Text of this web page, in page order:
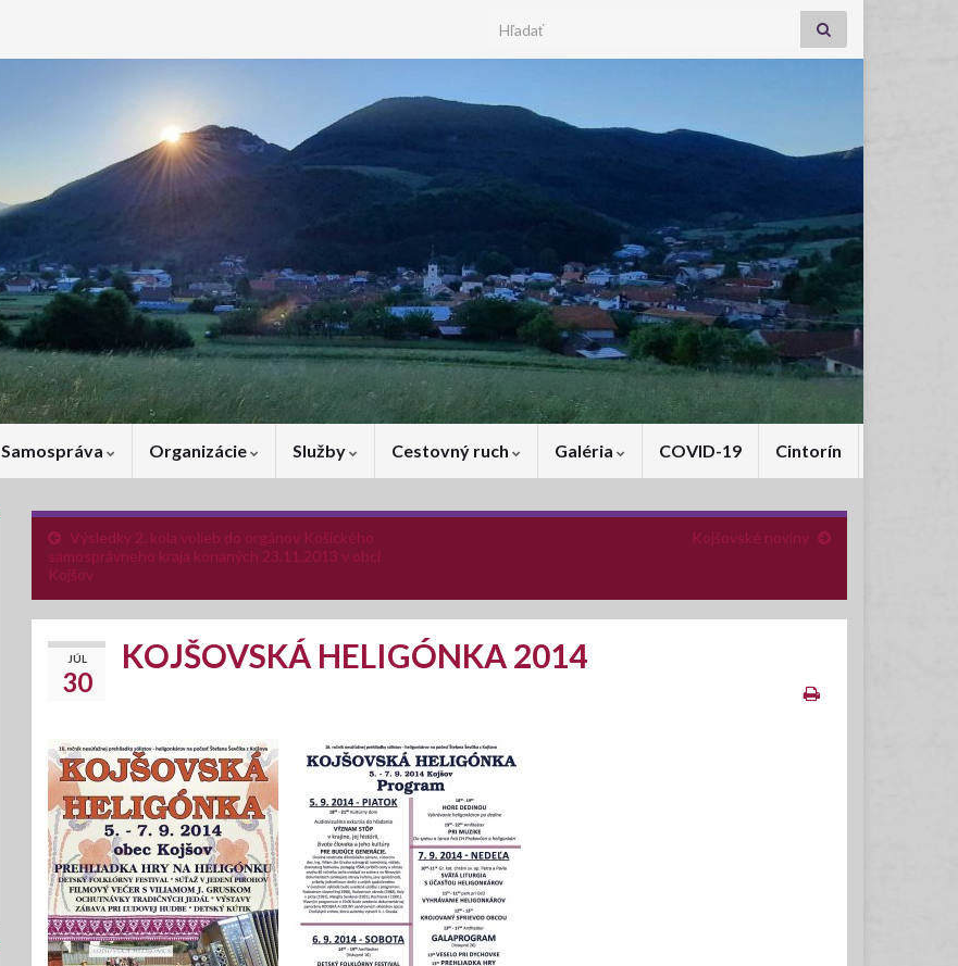
Search for:
Samospráva Organizácie Služby Cestovný ruch Galéria COVID-19 Cintorín
Výsledky 2. kola volieb do orgánov Košického
samosprávneho kraja konaných 23.11.2013 v obci
Kojšov
Kojšovské noviny
JÚL
30
KOJŠOVSKÁ HELIGÓNKA 2014